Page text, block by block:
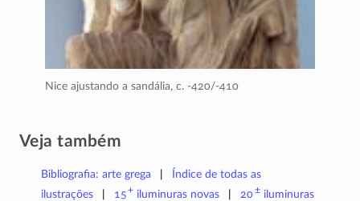
Nice ajustando a sandália, c. -420/-410
Veja também
Bibliografia: arte grega
Índice de todas as
ilustrações
15+ iluminuras novas 20±iluminuras